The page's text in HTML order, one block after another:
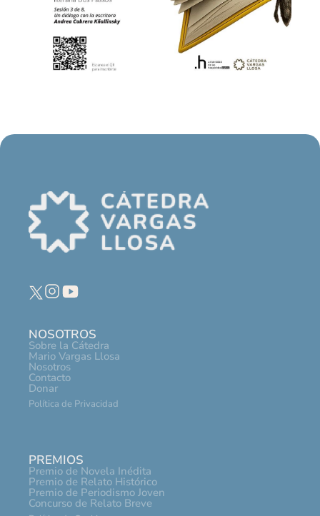
NOSOTROS
Sobre la Cátedra
Mario Vargas Llosa
Nosotros
Contacto
Donar
Política de Privacidad
PREMIOS
Premio de Novela Inédita
Premio de Relato Histórico
Premio de Periodismo Joven
Concurso de Relato Breve